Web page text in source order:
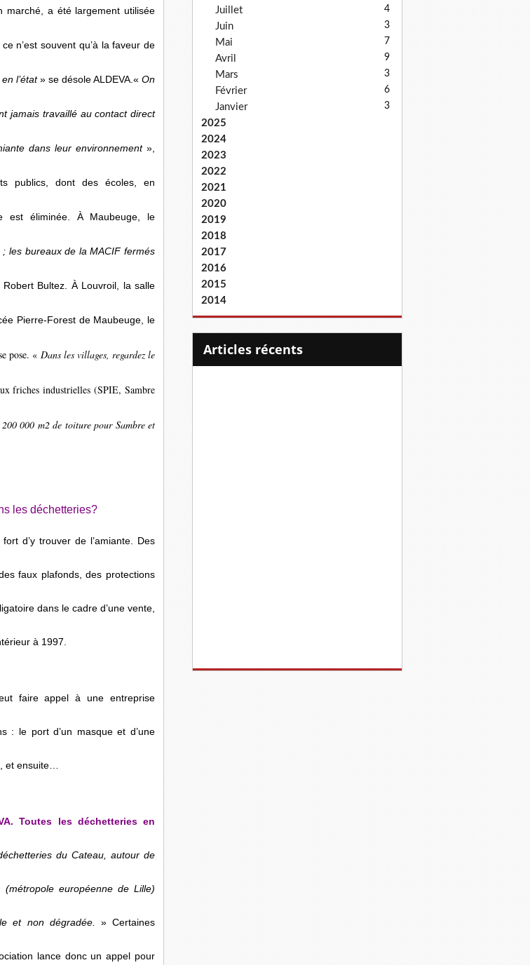
marché, a été largement utilisée
n’est souvent qu’à la faveur de
l’état» se désole ALDEVA.« On
jamais travaillé au contact direct
dans leur environnement»,
publics, dont des écoles, en
est éliminée. À Maubeuge, le
les bureaux de la MACIF fermés
Bultez. À Louvroil, la salle
Pierre-Forest de Maubeuge, le
pose. « Dans les villages, regardez le
friches industrielles (SPIE, Sambre
200 000 m2 de toiture pour Sambre et
les déchetteries?
d’y trouver de l’amiante. Des
faux plafonds, des protections
dans le cadre d’une vente,
à 1997.
faire appel à une entreprise
: le port d’un masque et d’une
et ensuite…
Toutes les déchetteries en
du Cateau, autour de
européenne de Lille)
et non dégradée. » Certaines
lance donc un appel pour
Juillet 4
Juin 3
Mai 7
Avril 9
Mars 3
Février 6
Janvier 3
2025
2024
2023
2022
2021
2020
2019
2018
2017
2016
2015
2014
articles récents